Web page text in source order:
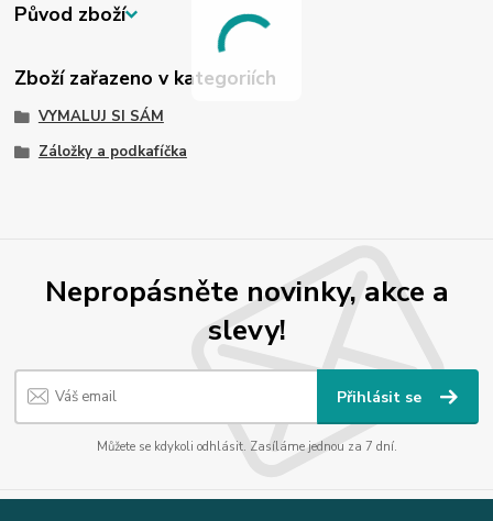
Původ zboží
Zboží zařazeno v kategoriích
VYMALUJ SI SÁM
Záložky a podkafíčka
Nepropásněte novinky, akce a
slevy!
Přihlásit se
Můžete se kdykoli odhlásit. Zasíláme jednou za 7 dní.